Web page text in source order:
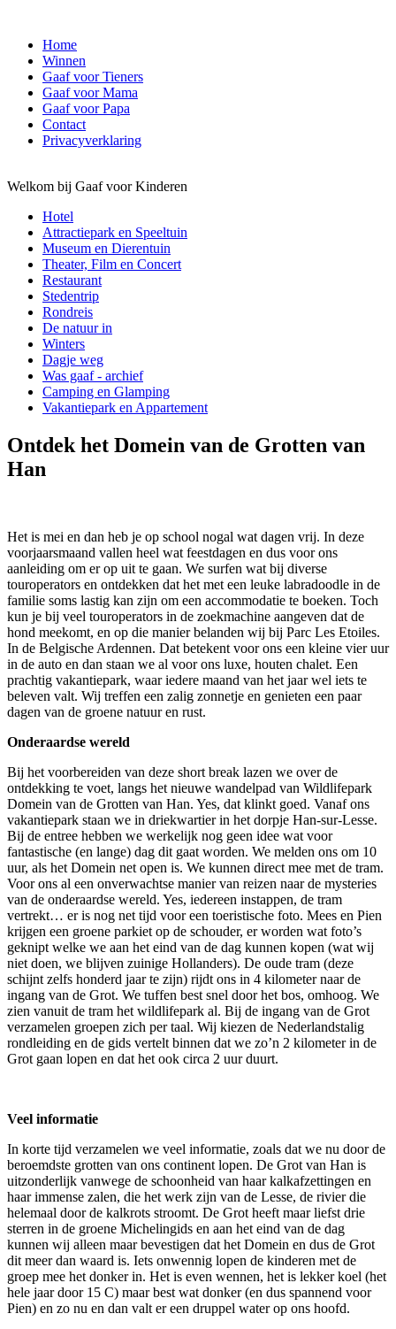
Home
Winnen
Gaaf voor Tieners
Gaaf voor Mama
Gaaf voor Papa
Contact
Privacyverklaring
Welkom bij Gaaf voor Kinderen
Hotel
Attractiepark en Speeltuin
Museum en Dierentuin
Theater, Film en Concert
Restaurant
Stedentrip
Rondreis
De natuur in
Winters
Dagje weg
Was gaaf - archief
Camping en Glamping
Vakantiepark en Appartement
Ontdek het Domein van de Grotten van
Han
Het is mei en dan heb je op school nogal wat dagen vrij. In deze
voorjaarsmaand vallen heel wat feestdagen en dus voor ons
aanleiding om er op uit te gaan. We surfen wat bij diverse
touroperators en ontdekken dat het met een leuke labradoodle in de
familie soms lastig kan zijn om een accommodatie te boeken. Toch
kun je bij veel touroperators in de zoekmachine aangeven dat de
hond meekomt, en op die manier belanden wij bij Parc Les Etoiles.
In de Belgische Ardennen. Dat betekent voor ons een kleine vier uur
in de auto en dan staan we al voor ons luxe, houten chalet. Een
prachtig vakantiepark, waar iedere maand van het jaar wel iets te
beleven valt. Wij treffen een zalig zonnetje en genieten een paar
dagen van de groene natuur en rust.
Onderaardse wereld
Bij het voorbereiden van deze short break lazen we over de
ontdekking te voet, langs het nieuwe wandelpad van Wildlifepark
Domein van de Grotten van Han. Yes, dat klinkt goed. Vanaf ons
vakantiepark staan we in driekwartier in het dorpje Han-sur-Lesse.
Bij de entree hebben we werkelijk nog geen idee wat voor
fantastische (en lange) dag dit gaat worden. We melden ons om 10
uur, als het Domein net open is. We kunnen direct mee met de tram.
Voor ons al een onverwachtse manier van reizen naar de mysteries
van de onderaardse wereld. Yes, iedereen instappen, de tram
vertrekt… er is nog net tijd voor een toeristische foto. Mees en Pien
krijgen een groene parkiet op de schouder, er worden wat foto’s
geknipt welke we aan het eind van de dag kunnen kopen (wat wij
niet doen, we blijven zuinige Hollanders). De oude tram (deze
schijnt zelfs honderd jaar te zijn) rijdt ons in 4 kilometer naar de
ingang van de Grot. We tuffen best snel door het bos, omhoog. We
zien vanuit de tram het wildlifepark al. Bij de ingang van de Grot
verzamelen groepen zich per taal. Wij kiezen de Nederlandstalig
rondleiding en de gids vertelt binnen dat we zo’n 2 kilometer in de
Grot gaan lopen en dat het ook circa 2 uur duurt.
Veel informatie
In korte tijd verzamelen we veel informatie, zoals dat we nu door de
beroemdste grotten van ons continent lopen. De Grot van Han is
uitzonderlijk vanwege de schoonheid van haar kalkafzettingen en
haar immense zalen, die het werk zijn van de Lesse, de rivier die
helemaal door de kalkrots stroomt. De Grot heeft maar liefst drie
sterren in de groene Michelingids en aan het eind van de dag
kunnen wij alleen maar bevestigen dat het Domein en dus de Grot
dit meer dan waard is. Iets onwennig lopen de kinderen met de
groep mee het donker in. Het is even wennen, het is lekker koel (het
hele jaar door 15 C) maar best wat donker (en dus spannend voor
Pien) en zo nu en dan valt er een druppel water op ons hoofd.